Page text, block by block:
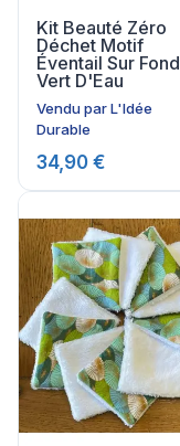
Kit Beauté Zéro
Déchet Motif
Éventail Sur Fond
Vert D'Eau
Vendu parL'Idée
Durable
34,90 €